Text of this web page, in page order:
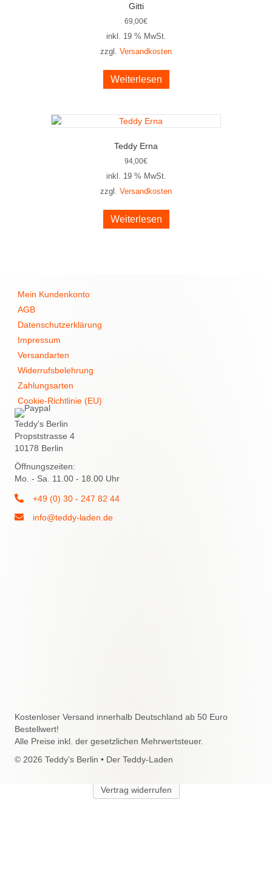
Gitti
69,00€
inkl. 19 % MwSt.
zzgl. Versandkosten
Weiterlesen
Teddy Erna
94,00€
inkl. 19 % MwSt.
zzgl. Versandkosten
Weiterlesen
Mein Kundenkonto
AGB
Datenschutzerklärung
Impressum
Versandarten
Widerrufsbelehrung
Zahlungsarten
Cookie-Richtlinie (EU)
Teddy's Berlin
Propststrasse 4
10178 Berlin
Öffnungszeiten:
Mo. - Sa. 11.00 - 18.00 Uhr
+49 (0) 30 - 247 82 44
info@teddy-laden.de
© 2026 Teddy's Berlin • Der Teddy-Laden
Kostenloser Versand innerhalb Deutschland ab 50 Euro
Bestellwert!
Alle Preise inkl. der gesetzlichen Mehrwertsteuer.
Vertrag widerrufen